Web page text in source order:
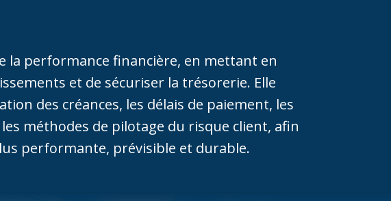
la performance financière, en mettant en
et de sécuriser la trésorerie. Elle
des créances, les délais de paiement, les
méthodes de pilotage du risque client, afin
performante, prévisible et durable.